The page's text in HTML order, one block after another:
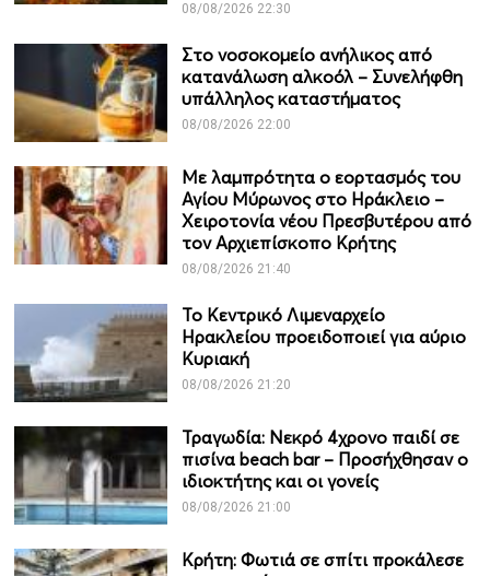
08/08/2026 22:30
Στο νοσοκομείο ανήλικος από
κατανάλωση αλκοόλ – Συνελήφθη
υπάλληλος καταστήματος
08/08/2026 22:00
Με λαμπρότητα ο εορτασμός του
Αγίου Μύρωνος στο Ηράκλειο –
Χειροτονία νέου Πρεσβυτέρου από
τον Αρχιεπίσκοπο Κρήτης
08/08/2026 21:40
Το Κεντρικό Λιμεναρχείο
Ηρακλείου προειδοποιεί για αύριο
Κυριακή
08/08/2026 21:20
Τραγωδία: Νεκρό 4χρονο παιδί σε
πισίνα beach bar – Προσήχθησαν ο
ιδιοκτήτης και οι γονείς
08/08/2026 21:00
Κρήτη: Φωτιά σε σπίτι προκάλεσε